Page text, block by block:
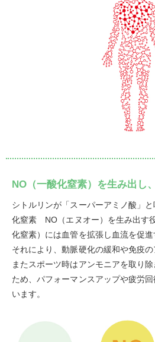
NO（一酸化窒素）を生み出し
シトルリンが「スーパーアミノ酸」
化窒素 NO（エヌオー）を生み出す
化窒素）には血管を拡張し血流を促進
それにより、動脈硬化の緩和や免疫の
またスポーツ時はアンモニアを取り
ため、パフォーマンスアップや疲労
います。